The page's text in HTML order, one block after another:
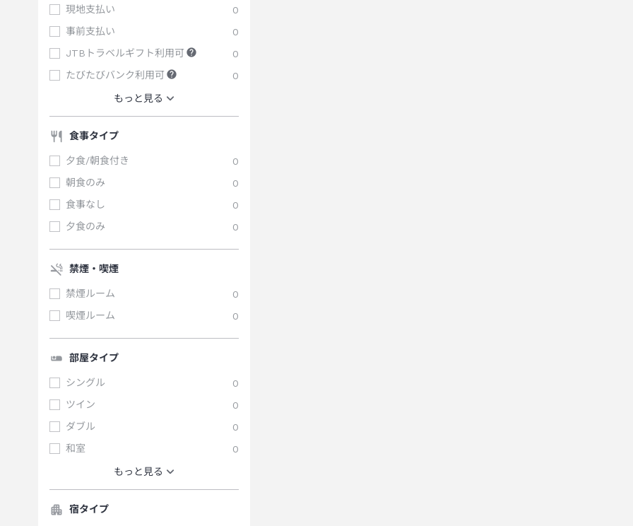
現地支払い
0
事前支払い
0
JTBトラベルギフト利用可
0
たびたびバンク利用可
0
もっと見る
食事タイプ
夕食/朝食付き
0
朝食のみ
0
食事なし
0
夕食のみ
0
禁煙・喫煙
禁煙ルーム
0
喫煙ルーム
0
部屋タイプ
シングル
0
ツイン
0
ダブル
0
和室
0
もっと見る
宿タイプ